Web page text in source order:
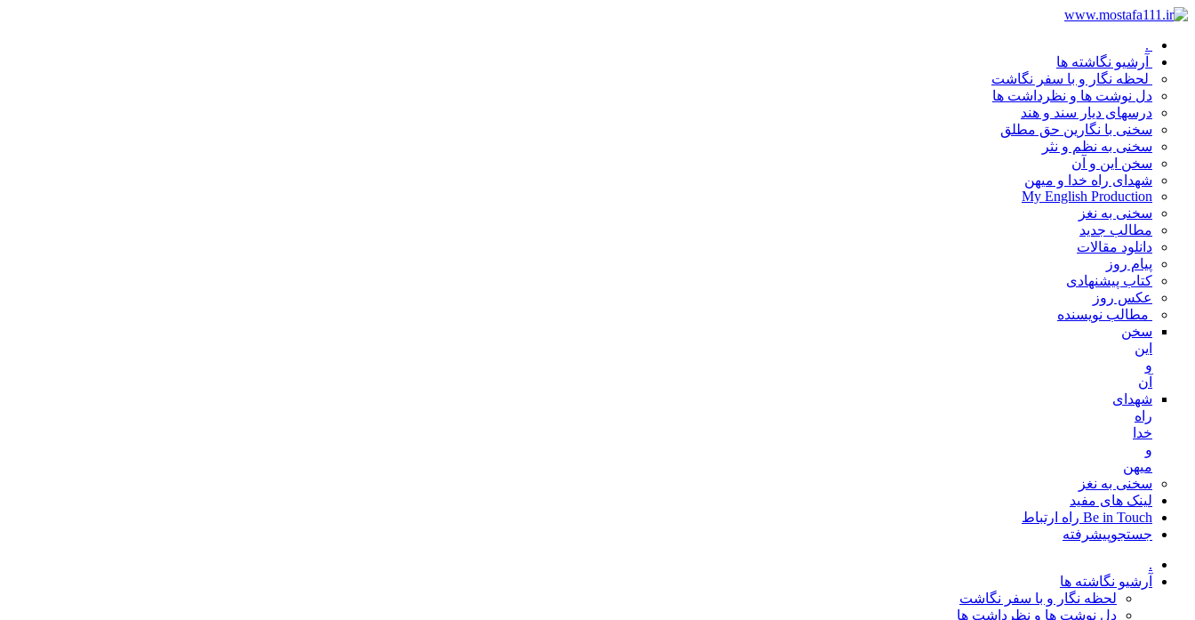
.
آرشیو نگاشته ها
لحظه نگار و با سفر نگاشت
دل نوشت ها و نظرداشت ها
درسهای دیار سند و هند
سخنی با نگارین حق مطلق
سخنی به نظم و نثر
سخن این و آن
شهدای راه خدا و میهن
My English Production
سخنی به نغز
مطالب جدید
دانلود مقالات
پیام روز
کتاب پیشنهادی
عکس روز
مطالب نویسنده
سخن
این
و
آن
شهدای
راه
خدا
و
میهن
سخنی به نغز
لینک های مفید
Be in Touch راه ارتباط
جستجوپیشرفته
.
آرشیو نگاشته ها
لحظه نگار و با سفر نگاشت
دل نوشت ها و نظرداشت ها